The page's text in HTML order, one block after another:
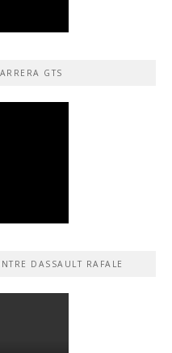
GTS
DASSAULT RAFALE